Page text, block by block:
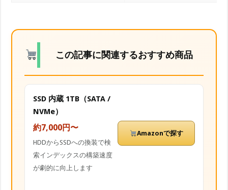
この記事に関連するおすすめ商品
SSD 内蔵 1TB（SATA /
NVMe）
約7,000円〜
HDDからSSDへの換装で検
索インデックスの構築速度
が劇的に向上します
Amazonで探す